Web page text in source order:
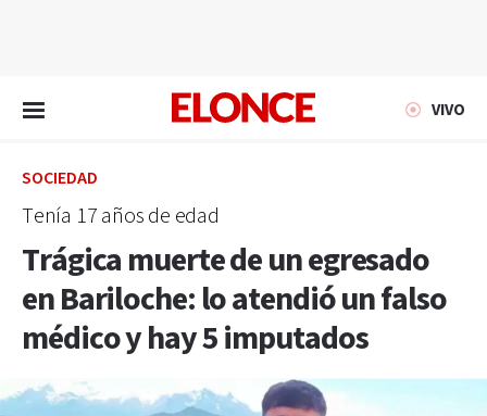
VIVO
SOCIEDAD
Tenía 17 años de edad
Trágica muerte de un egresado
en Bariloche: lo atendió un falso
médico y hay 5 imputados